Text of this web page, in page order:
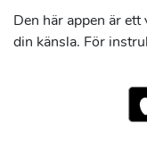
Den här appen är
din känsla. För